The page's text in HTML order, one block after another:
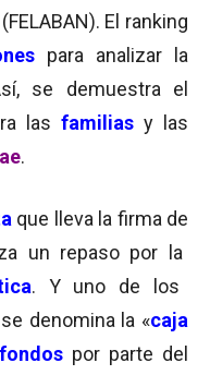
(FELABAN). El ranking
para analizar la
se demuestra el
las familias y las
.
que lleva la firma de
un repaso por la
. Y uno de los
denomina la «caja
por parte del